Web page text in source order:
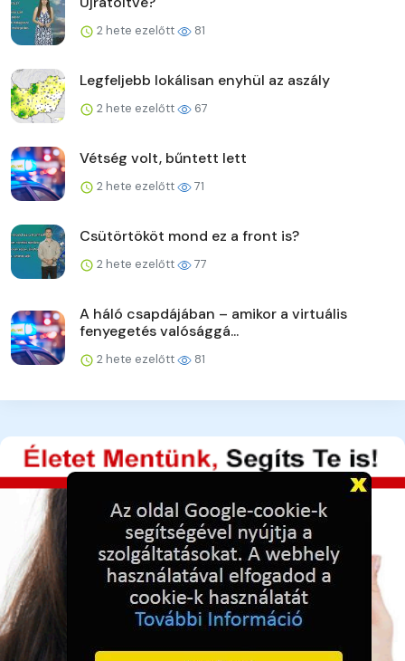
2 hete ezelőtt 81
Legfeljebb lokálisan enyhül az aszály
2 hete ezelőtt 67
Vétség volt, bűntett lett
2 hete ezelőtt 71
Csütörtököt mond ez a front is?
2 hete ezelőtt 77
A háló csapdájában – amikor a virtuális
fenyegetés valósággá...
2 hete ezelőtt 81